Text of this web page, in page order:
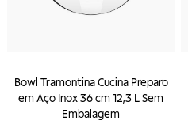
Bowl Tramontina Cucina Preparo
em Aço Inox 36 cm 12,3 L Sem
Embalagem